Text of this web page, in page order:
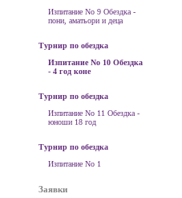
Изпитание No 9 Обездка -
пони, аматьори и деца
Турнир по обездка
Изпитание No 10 Обездка
- 4 год коне
Турнир по обездка
Изпитание No 11 Обездка -
юноши 18 год
Турнир по обездка
Изпитание No 1
Заявки